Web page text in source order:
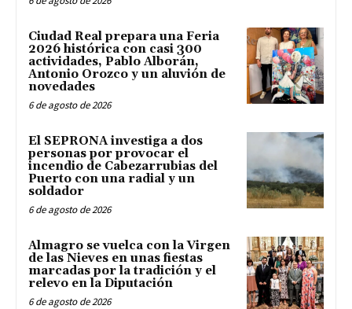
Ciudad Real prepara una Feria
2026 histórica con casi 300
actividades, Pablo Alborán,
Antonio Orozco y un aluvión de
novedades
6 de agosto de 2026
El SEPRONA investiga a dos
personas por provocar el
incendio de Cabezarrubias del
Puerto con una radial y un
soldador
6 de agosto de 2026
Almagro se vuelca con la Virgen
de las Nieves en unas fiestas
marcadas por la tradición y el
relevo en la Diputación
6 de agosto de 2026